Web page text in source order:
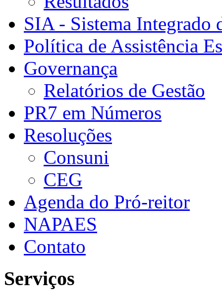
SIA - Sistema Integrado
Política de Assistência
Governança
Relatórios de Gestão
PR7 em Números
Resoluções
Consuni
CEG
Agenda do Pró-reitor
NAPAES
Contato
Serviços